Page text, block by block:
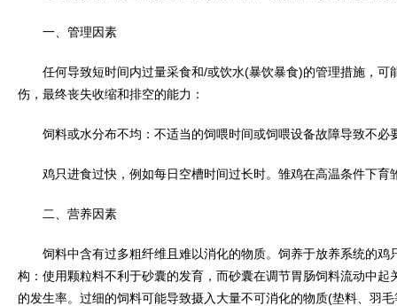
一、管理因素
任何导致短时间内过量采食和/或饮水(暴饮暴食)的管理措施，可
伤，最终丧失收缩和排空的能力：
饲料或水分布不均：不适当的饲喂时间或饲喂设备故障导致不必
鸡只进食过快，例如每日空槽时间过长时。雏鸡在高温条件下育
二、营养因素
饲料中含有过多粗纤维且难以消化的物质。饲养于放养系统的鸡
构：使用颗粒料不利于砂囊的发育，而砂囊在调节胃肠饲料流动中起
的发生率。过细的饲料可能导致摄入大量不可消化的物质(垫料、羽